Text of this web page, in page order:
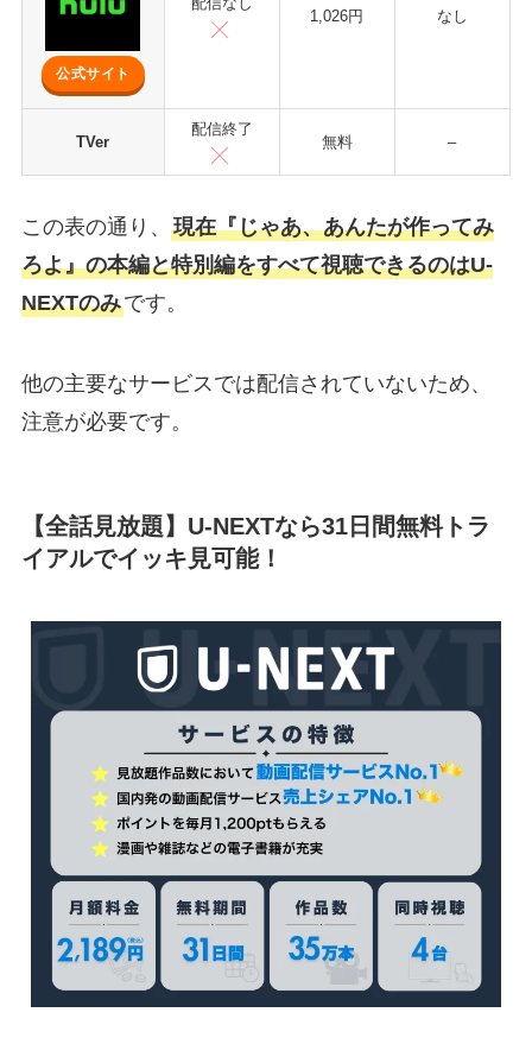
公式サイト
1,026円 なし
TVer
配信終了
無料 –
この表の通り、 現在『じゃあ、あんたが作ってみ
ろよ』の本編と特別編をすべて視聴できるのはU-
NEXTのみです。
他の主要なサービスでは配信されていないため、
注意が必要です。
【全話見放題】U-NEXTなら31日間無料トラ
イアルでイッキ見可能！